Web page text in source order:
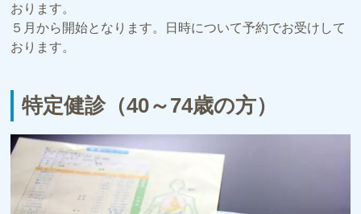
おります。
５月から開始となります。日時について予約でお受けして
おります。
特定健診（40～74歳の方）